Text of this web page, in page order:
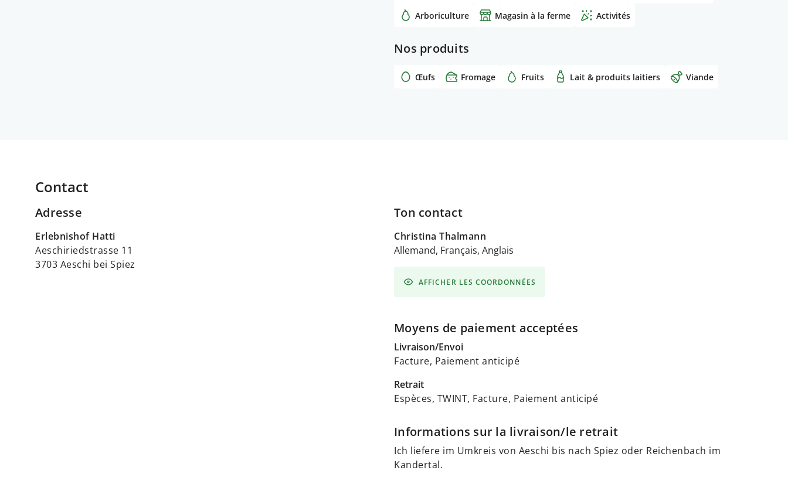
Arboriculture Magasin à la ferme Activités
Nos produits
Œufs Fromage Fruits Lait & produits laitiers Viande
Contact
Adresse
Erlebnishof Hatti
Aeschiriedstrasse 11
3703 Aeschi bei Spiez
Ton contact
Christina Thalmann
Allemand, Français, Anglais
AFFICHER LES COORDONNÉES
Moyens de paiement acceptées
Livraison/Envoi
Facture, Paiement anticipé
Retrait
Espèces, TWINT, Facture, Paiement anticipé
Informations sur la livraison/le retrait
Ich liefere im Umkreis von Aeschi bis nach Spiez oder Reichenbach im
Kandertal.